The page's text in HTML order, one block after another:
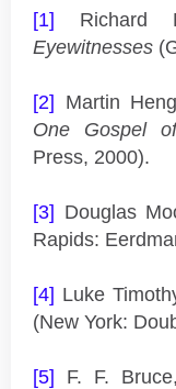
[1] Richard
Eyewitnesses
[2] Martin
One Gospel
Press, 2000).
[3] Douglas
Rapids:
[4] Luke
(New York:
[5] F. F.